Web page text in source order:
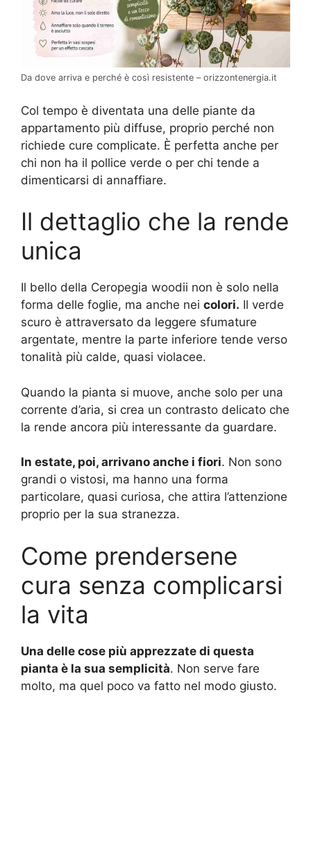
Da dove arriva e perché è così resistente – orizzontenergia.it
Col tempo è diventata una delle piante da
appartamento più diffuse, proprio perché non
richiede cure complicate. È perfetta anche per
chi non ha il pollice verde o per chi tende a
dimenticarsi di annaffiare.
Il dettaglio che la rende
unica
Il bello della Ceropegia woodii non è solo nella
forma delle foglie, ma anche nei colori. Il verde
scuro è attraversato da leggere sfumature
argentate, mentre la parte inferiore tende verso
tonalità più calde, quasi violacee.
Quando la pianta si muove, anche solo per una
corrente d’aria, si crea un contrasto delicato che
la rende ancora più interessante da guardare.
In estate, poi, arrivano anche i fiori. Non sono
grandi o vistosi, ma hanno una forma
particolare, quasi curiosa, che attira l’attenzione
proprio per la sua stranezza.
Come prendersene
cura senza complicarsi
la vita
Una delle cose più apprezzate di questa
pianta è la sua semplicità. Non serve fare
molto, ma quel poco va fatto nel modo giusto.